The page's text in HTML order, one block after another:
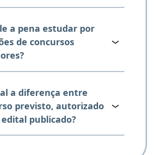
a pena estudar por
de concursos
a diferença entre
previsto, autorizado
publicado?